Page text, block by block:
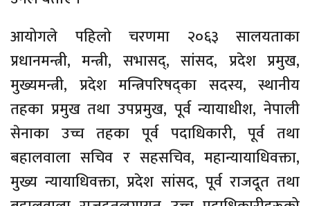
आयोगले पहिलो चरणमा २०६३ सालयताका
प्रधानमन्त्री, मन्त्री, सभासद्, सांसद, प्रदेश प्रमुख,
मुख्यमन्त्री, प्रदेश मन्त्रिपरिषद्का सदस्य, स्थानीय
तहका प्रमुख तथा उपप्रमुख, पूर्व न्यायाधीश, नेपाली
सेनाका उच्च तहका पूर्व पदाधिकारी, पूर्व तथा
बहालवाला सचिव र सहसचिव, महान्यायाधिवक्ता,
मुख्य न्यायाधिवक्ता, प्रदेश सांसद, पूर्व राजदूत तथा